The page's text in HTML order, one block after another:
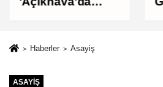
Haberler Asayiş
ASAYIŞ